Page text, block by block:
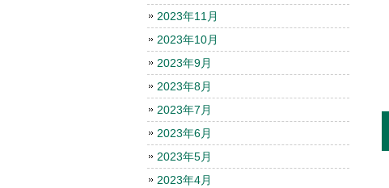
2023年11月
2023年10月
2023年9月
2023年8月
2023年7月
2023年6月
2023年5月
2023年4月